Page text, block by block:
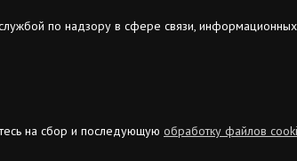
по надзору в сфере связи, информационных
на сбор и последующую обработку файлов